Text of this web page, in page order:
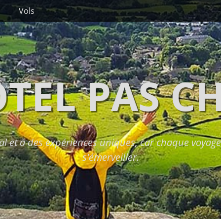
Vols
PAS
et à des expériences uniques, car chaque
s'émerveiller.